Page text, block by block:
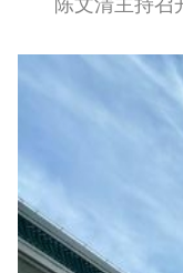
陈文清主持召